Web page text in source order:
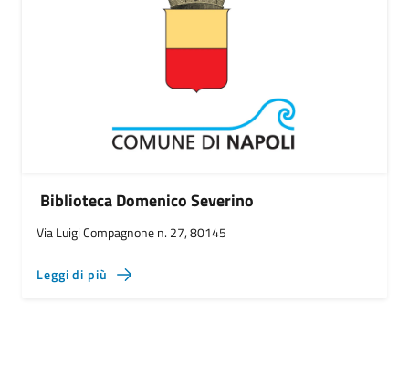
Biblioteca Domenico Severino
Via Luigi Compagnone n. 27, 80145
Leggi di più